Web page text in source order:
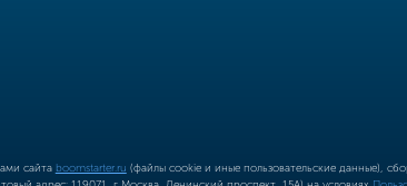
сайта boomstarter.ru (файлы cookie и иные пользовательские данные),